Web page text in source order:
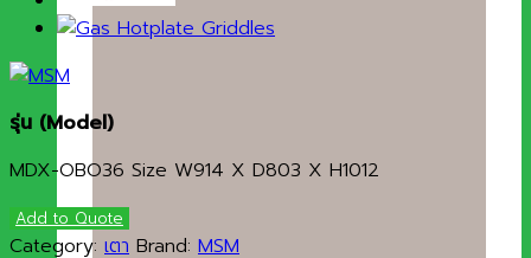
รุ่น (Model)
MDX-OBO36 Size W914 X D803 X H1012
Add to Quote
Category: เตา Brand: MSM